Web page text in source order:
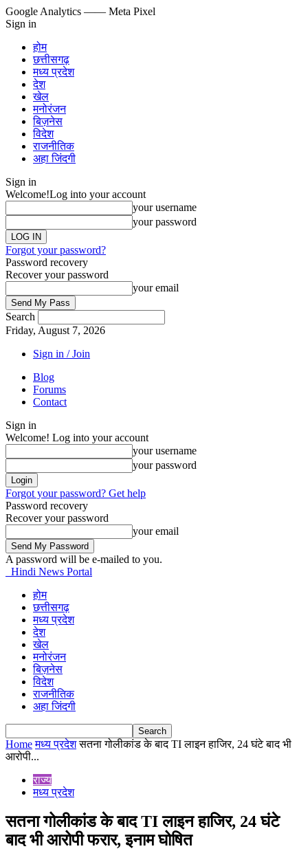
Google Analytics —— Meta Pixel
Sign in
होम
छत्तीसगढ़
मध्य प्रदेश
देश
खेल
मनोरंजन
बिज़नेस
विदेश
राजनीतिक
अहा जिंदगी
Sign in
Welcome!Log into your account
your username
your password
Forgot your password?
Password recovery
Recover your password
your email
Search
Friday, August 7, 2026
Sign in / Join
Blog
Forums
Contact
Sign in
Welcome! Log into your account
your username
your password
Forgot your password? Get help
Password recovery
Recover your password
your email
A password will be e-mailed to you.
Hindi News Portal
होम
छत्तीसगढ़
मध्य प्रदेश
देश
खेल
मनोरंजन
बिज़नेस
विदेश
राजनीतिक
अहा जिंदगी
Home मध्य प्रदेश सतना गोलीकांड के बाद TI लाइन हाजिर, 24 घंटे बाद भी
आरोपी...
राज्य
मध्य प्रदेश
सतना गोलीकांड के बाद TI लाइन हाजिर, 24 घंटे
बाद भी आरोपी फरार, इनाम घोषित